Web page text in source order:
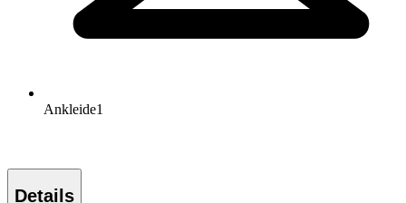
Ankleide1
Details